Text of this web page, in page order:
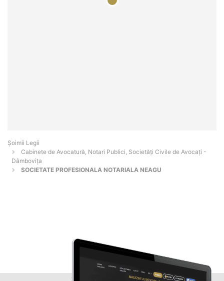
Șoimii Legii
Cabinete de Avocatură, Notari Publici, Societăți Civile de Avocați -
Dâmboviţa
SOCIETATE PROFESIONALA NOTARIALA NEAGU